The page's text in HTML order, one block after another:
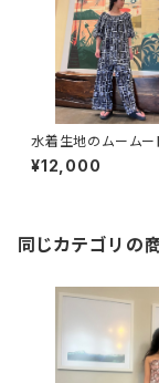
水着生地のムームー
¥12,000
同じカテゴリの